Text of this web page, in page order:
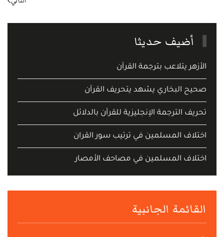
أضيف حديثا
الأزهر يتلاعب بترجمة القرآن
صحيح البخاري يشهد يتحريف القرآن
تحريف الترجمة الإنجليزية للقرآن بالدلائل
اختلاف المسلمين في ترتيب سور القران
اختلاف المسلمين في مصاحف الأمصار
القائمة الجانبية